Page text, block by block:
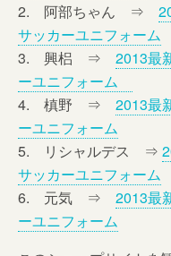
2. 阿部ちゃん ⇒
サッカーユニフォーム
3. 興梠 ⇒ 2013最
ーユニフォーム
4. 槙野 ⇒ 2013最
ーユニフォーム
5. リシャルデス ⇒
サッカーユニフォーム
6. 元気 ⇒ 2013最
ーユニフォーム